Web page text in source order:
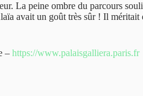
La peine ombre du parcours
avait un goût très sûr ! Il méritait
– https://www.palaisgalliera.paris.fr